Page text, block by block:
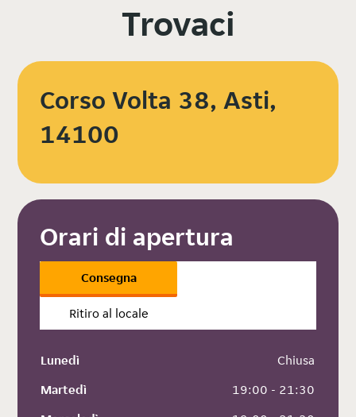
Trovaci
Corso Volta 38, Asti,
14100
Orari di apertura
Consegna
Ritiro al locale
Lunedì
Chiusa
Martedì
19:00 - 21:30